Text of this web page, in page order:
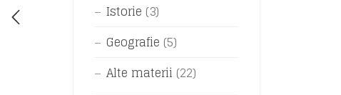
Istorie (3)
Geografie (5)
Alte materii (22)